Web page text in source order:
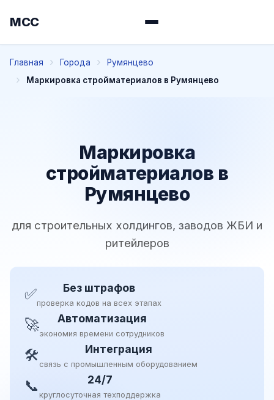
МСС
Главная Города
Румянцево
Маркировка стройматериалов в Румянцево
Маркировка
стройматериалов в
Румянцево
для строительных холдингов, заводов ЖБИ и
ритейлеров
✅ Без штрафов
проверка кодов на всех этапах
🚀 Автоматизация
экономия времени сотрудников
🛠 Интеграция
связь с промышленным оборудованием
📞 24/7
круглосуточная техподдержка